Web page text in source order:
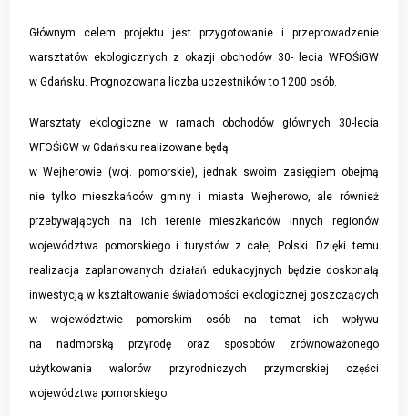
Głównym celem projektu jest przygotowanie i przeprowadzenie
warsztatów ekologicznych z okazji obchodów 30- lecia WFOŚiGW
w Gdańsku. Prognozowana liczba uczestników to 1200 osób.
Warsztaty ekologiczne w ramach obchodów głównych 30-lecia
WFOŚiGW w Gdańsku realizowane będą
w Wejherowie (woj. pomorskie), jednak swoim zasięgiem obejmą
nie tylko mieszkańców gminy i miasta Wejherowo, ale również
przebywających na ich terenie mieszkańców innych regionów
województwa pomorskiego i turystów z całej Polski. Dzięki temu
realizacja zaplanowanych działań edukacyjnych będzie doskonałą
inwestycją w kształtowanie świadomości ekologicznej goszczących
w województwie pomorskim osób na temat ich wpływu
na nadmorską przyrodę oraz sposobów zrównoważonego
użytkowania walorów przyrodniczych przymorskiej części
województwa pomorskiego.